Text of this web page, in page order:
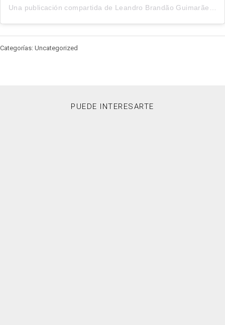
Una publicación compartida de Leandro Brandão Guimarães (@otorrino.leandro)
Categorías: Uncategorized
PUEDE INTERESARTE